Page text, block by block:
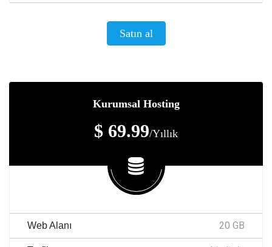
Satın al
Kurumsal Hosting
$ 69.99/Yıllık
Web Alanı 20 GB